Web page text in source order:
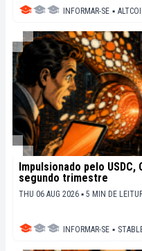
INFORMAR-SE ▪
Impulsionado pelo
segundo trimestre
THU 06 AUG 2026 ▪ 5 MIN DE
INFORMAR-SE ▪